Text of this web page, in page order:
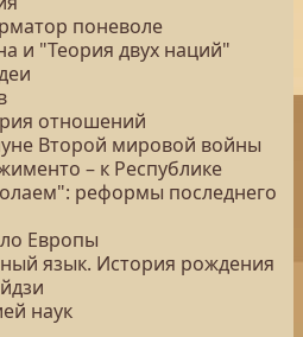
поневоле
и "Теория двух наций"
отношений
Второй мировой войны
– к Республике
реформы последнего
Европы
язык. История рождения
наук